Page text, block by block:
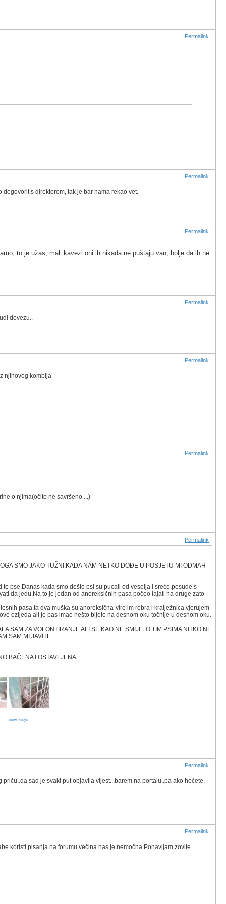
Permalink
Permalink
s direktorom, tak je bar nama rekao vet.
Permalink
to je užas, mali kavezi oni ih nikada ne puštaju van, bolje da ih ne
Permalink
dovezu..
Permalink
njihovog kombija
Permalink
o njima(očito ne savršeno ...)
Permalink
SMO JAKO TUŽNI.KADA NAM NETKO DOĐE U POSJETU MI ODMAH
pse.Danas kada smo došle psi su pucali od veselja i sreće.posude s
da jedu.Na to je jedan od anoreksičnih pasa počeo lajati na druge zato
pasa.ta dva muška su anoreksična-vire im rebra i kralježnica.vjerujem
ozljeda ali je pas imao nešto bijelo na desnom oku točnije u desnom oku.
SAM ZA VOLONTIRANJE ALI SE KAO NE SMIJE. O TIM PSIMA NITKO NE
SAM MI JAVITE.
BAČENA I OSTAVLJENA.
View image
Permalink
sad je svaki put objavila vijest...barem na portalu..pa ako hoćete,
Permalink
koristi pisanja na forumu,večina nas je nemočna.Ponavljam zovite